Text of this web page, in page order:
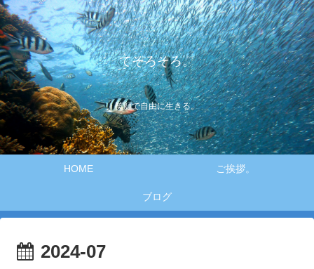
てそろそろ。
笑顔で自由に生きる。
HOME ご挨拶。
ブログ
2024-07